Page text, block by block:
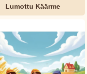
Lumottu Käärme